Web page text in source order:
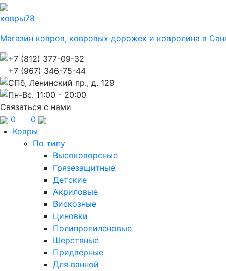
ковры78
Магазин ковров, ковровых дорожек и ковролина в
+7 (812) 377-09-32
+7 (967) 346-75-44
СПб, Ленинский пр., д. 129
Пн-Вс. 11:00 - 20:00
Связаться с нами
0
0
Ковры
По типу
Высоковорсные
Грязезащитные
Детские
Акриловые
Вискозные
Циновки
Полипропиленовые
Шерстяные
Придверные
Для ванной